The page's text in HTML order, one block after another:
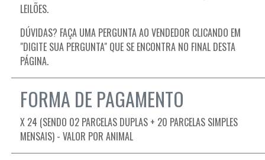
LEILÕES.
DÚVIDAS? FAÇA UMA PERGUNTA AO VENDEDOR CLICANDO EM
"DIGITE SUA PERGUNTA" QUE SE ENCONTRA NO FINAL DESTA
PÁGINA.
FORMA DE PAGAMENTO
X 24 (SENDO 02 PARCELAS DUPLAS + 20 PARCELAS SIMPLES
MENSAIS) - VALOR POR ANIMAL